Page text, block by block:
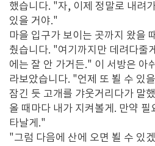
했습니다. "자, 이제 정말로 내려
있을 거야."
마을 입구가 보이는 곳까지 왔을
췄습니다. "여기까지만 데려다줄
에는 잘 안 가거든." 이 서방은 아
라보았습니다. "언제 또 뵐 수 있
잠긴 듯 고개를 갸웃거리다가 말
올 때마다 내가 지켜볼게. 만약
타날게."
"그럼 다음에 산에 오면 뵐 수 있